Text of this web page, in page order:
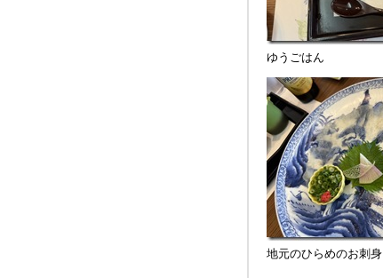
ゆうごはん
地元のひらめのお刺身